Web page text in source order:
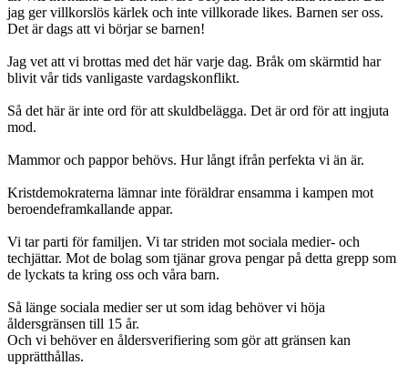
jag ger villkorslös kärlek och inte villkorade likes. Barnen ser oss.
Det är dags att vi börjar se barnen!
Jag vet att vi brottas med det här varje dag. Bråk om skärmtid har
blivit vår tids vanligaste vardagskonflikt.
Så det här är inte ord för att skuldbelägga. Det är ord för att ingjuta
mod.
Mammor och pappor behövs. Hur långt ifrån perfekta vi än är.
Kristdemokraterna lämnar inte föräldrar ensamma i kampen mot
beroendeframkallande appar.
Vi tar parti för familjen. Vi tar striden mot sociala medier- och
techjättar. Mot de bolag som tjänar grova pengar på detta grepp som
de lyckats ta kring oss och våra barn.
Så länge sociala medier ser ut som idag behöver vi höja
åldersgränsen till 15 år.
Och vi behöver en åldersverifiering som gör att gränsen kan
upprätthållas.